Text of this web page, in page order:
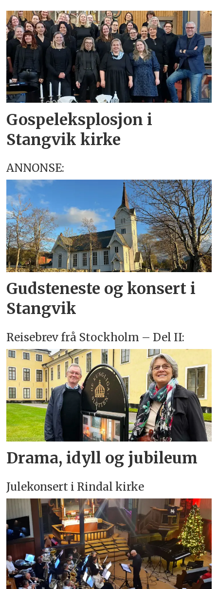
Gospeleksplosjon i
Stangvik kirke
ANNONSE:
Gudsteneste og konsert i
Stangvik
Reisebrev frå Stockholm – Del II:
Drama, idyll og jubileum
Julekonsert i Rindal kirke